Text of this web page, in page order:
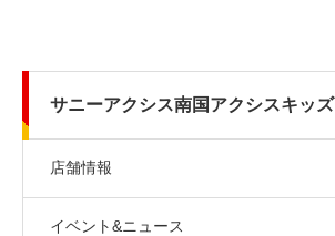
サニーアクシス南国アクシスキッズ
店舗情報
イベント&ニュース